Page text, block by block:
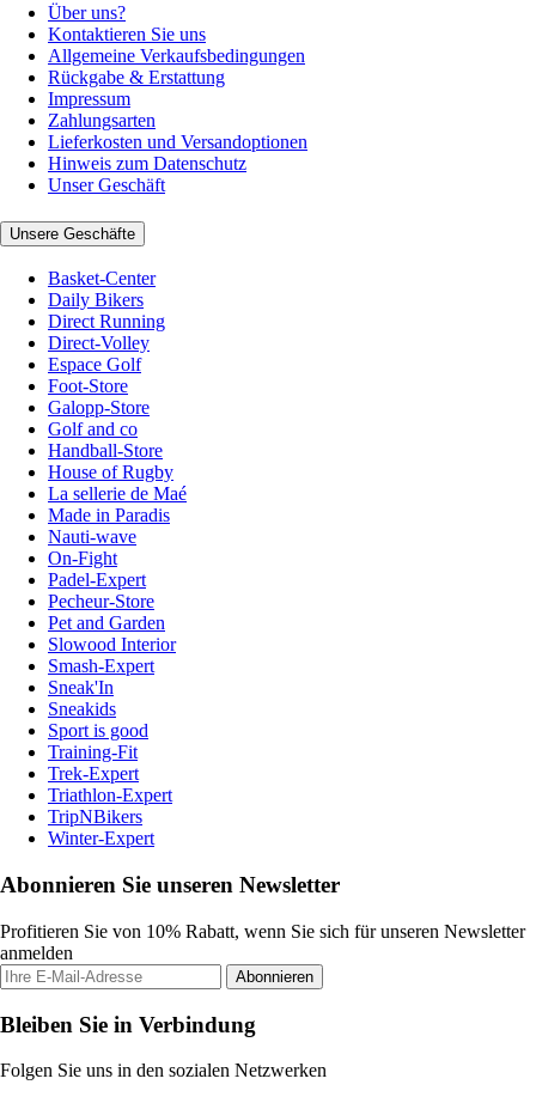
Über uns?
Kontaktieren Sie uns
Allgemeine Verkaufsbedingungen
Rückgabe & Erstattung
Impressum
Zahlungsarten
Lieferkosten und Versandoptionen
Hinweis zum Datenschutz
Unser Geschäft
Unsere Geschäfte
Basket-Center
Daily Bikers
Direct Running
Direct-Volley
Espace Golf
Foot-Store
Galopp-Store
Golf and co
Handball-Store
House of Rugby
La sellerie de Maé
Made in Paradis
Nauti-wave
On-Fight
Padel-Expert
Pecheur-Store
Pet and Garden
Slowood Interior
Smash-Expert
Sneak'In
Sneakids
Sport is good
Training-Fit
Trek-Expert
Triathlon-Expert
TripNBikers
Winter-Expert
Abonnieren Sie unseren Newsletter
Profitieren Sie von 10% Rabatt, wenn Sie sich für unseren Newsletter
anmelden
Abonnieren
Bleiben Sie in Verbindung
Folgen Sie uns in den sozialen Netzwerken